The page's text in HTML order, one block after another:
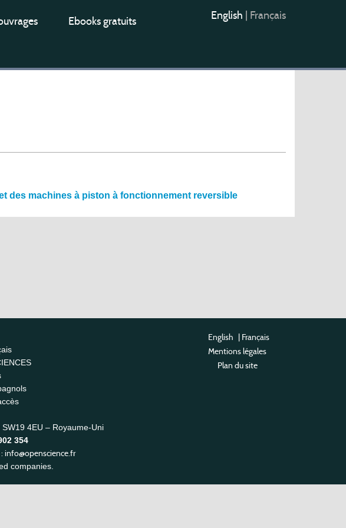
Ebooks gratuits English Français
des machines à piston à fonctionnement reversible
4EU – Royaume-Uni
354
info@openscience.fr
companies.
English | Français
Mentions légales
Plan du site